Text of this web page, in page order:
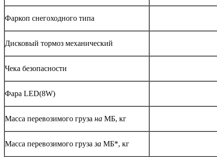
Фаркоп снегоходного типа
Дисковый тормоз механический
Чека безопасности
Фара LED(8W)
Масса перевозимого груза на МБ, кг
Масса перевозимого грузаза МБ*, кг